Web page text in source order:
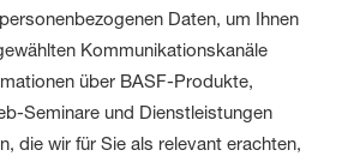
Daten, um Ihnen
Kommunikationskanäle
über BASF-Produkte,
Seminare und Dienstleistungen
die wir für Sie als relevant erachten,